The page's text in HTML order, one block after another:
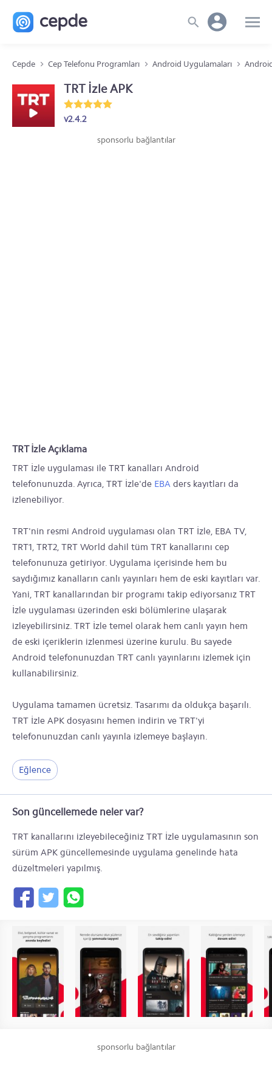
Cepde Cep Telefonu Programları Android Uygulamaları
TRT İzle APK
v2.4.2
sponsorlu bağlantılar
TRT İzle Açıklama
TRT İzle uygulaması ile TRT kanalları Android
telefonunuzda. Ayrıca, TRT İzle'de EBA ders kayıtları da
izlenebiliyor.
TRT'nin resmi Android uygulaması olan TRT İzle, EBA TV,
TRT1, TRT2, TRT World dahil tüm TRT kanallarını cep
telefonunuza getiriyor. Uygulama içerisinde hem bu
saydığımız kanalların canlı yayınları hem de eski kayıtları var.
Yani, TRT kanallarından bir programı takip ediyorsanız TRT
İzle uygulaması üzerinden eski bölümlerine ulaşarak
izleyebilirsiniz. TRT İzle temel olarak hem canlı yayın hem
de eski içeriklerin izlenmesi üzerine kurulu. Bu sayede
Android telefonunuzdan TRT canlı yayınlarını izlemek için
kullanabilirsiniz.
Uygulama tamamen ücretsiz. Tasarımı da oldukça başarılı.
TRT İzle APK dosyasını hemen indirin ve TRT'yi
telefonunuzdan canlı yayınla izlemeye başlayın.
Eğlence
Son güncellemede neler var?
TRT kanallarını izleyebileceğiniz TRT İzle uygulamasının son
sürüm APK güncellemesinde uygulama genelinde hata
düzeltmeleri yapılmış.
sponsorlu bağlantılar